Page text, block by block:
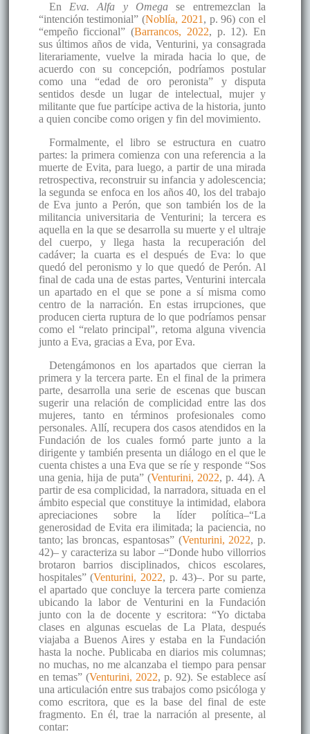
En Eva. Alfa y Omegase entremezclan la
“intención testimonial” (Noblía, 2021, p. 96) con el
“empeño ficcional” (Barrancos, 2022, p. 12). En
sus últimos años de vida, Venturini, ya consagrada
literariamente, vuelve la mirada hacia lo que, de
acuerdo con su concepción, podríamos postular
como una “edad de oro peronista” y disputa
sentidos desde un lugar de intelectual, mujer y
militante que fue partícipe activa de la historia, junto
a quien concibe como origen y fin del movimiento.
Formalmente, el libro se estructura en cuatro
partes: la primera comienza con una referencia a la
muerte de Evita, para luego, a partir de una mirada
retrospectiva, reconstruir su infancia y adolescencia;
la segunda se enfoca en los años 40, los del trabajo
de Eva junto a Perón, que son también los de la
militancia universitaria de Venturini; la tercera es
aquella en la que se desarrolla su muerte y el ultraje
del cuerpo, y llega hasta la recuperación del
cadáver; la cuarta es el después de Eva: lo que
quedó del peronismo y lo que quedó de Perón. Al
final de cada una de estas partes, Venturini intercala
un apartado en el que se pone a sí misma como
centro de la narración. En estas irrupciones, que
producen cierta ruptura de lo que podríamos pensar
como el “relato principal”, retoma alguna vivencia
junto a Eva, gracias a Eva, por Eva.
Detengámonos en los apartados que cierran la
primera y la tercera parte. En el final de la primera
parte, desarrolla una serie de escenas que buscan
sugerir una relación de complicidad entre las dos
mujeres, tanto en términos profesionales como
personales. Allí, recupera dos casos atendidos en la
Fundación de los cuales formó parte junto a la
dirigente y también presenta un diálogo en el que le
cuenta chistes a una Eva que se ríe y responde “Sos
una genia, hija de puta” (Venturini, 2022, p. 44). A
partir de esa complicidad, la narradora, situada en el
ámbito especial que constituye la intimidad, elabora
apreciaciones sobre la líder política–“La
generosidad de Evita era ilimitada; la paciencia, no
tanto; las broncas, espantosas” (Venturini, 2022, p.
42)– y caracteriza su labor –“Donde hubo villorrios
brotaron barrios disciplinados, chicos escolares,
hospitales” (Venturini, 2022, p. 43)–. Por su parte,
el apartado que concluye la tercera parte comienza
ubicando la labor de Venturini en la Fundación
junto con la de docente y escritora: “Yo dictaba
clases en algunas escuelas de La Plata, después
viajaba a Buenos Aires y estaba en la Fundación
hasta la noche. Publicaba en diarios mis columnas;
no muchas, no me alcanzaba el tiempo para pensar
en temas” (Venturini, 2022, p. 92). Se establece así
una articulación entre sus trabajos como psicóloga y
como escritora, que es la base del final de este
fragmento. En él, trae la narración al presente, al
contar: